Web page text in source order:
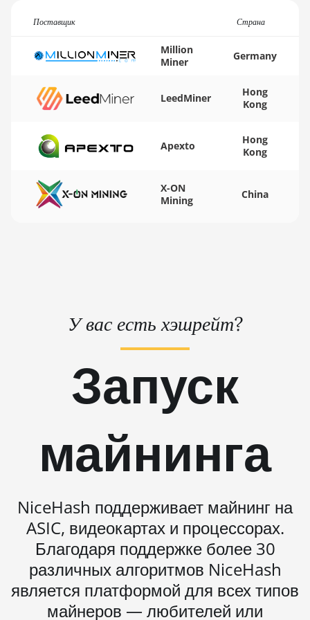
Hyd 3U (512Th)
XP+ Hyd (279Th)
BITMAIN AntMiner S19j
BITMAIN AntMiner S19j
Pro+ (120Th)
BITMAIN AntMiner S21
Hyd. (335Th)
Immersion (301Th)
BITMAIN AntMiner S21
BITMAIN AntMiner S21 XP
(270Th)
BITMAIN AntMiner S21 XP
Immersion (300Th)
BITMAIN AntMiner S21
XP+ Hyd (500Th)
BITMAIN AntMiner S21+
(216Th)
Поставщик Страна
Million
Miner
Germany
LeedMiner
Hong
Kong
Apexto
Hong
Kong
X-ON
Mining
China
У вас есть хэшрейт?
Запуск
майнинга
NiceHash поддерживает майнинг на
ASIC, видеокартах и процессорах.
Благодаря поддержке более 30
различных алгоритмов NiceHash
является платформой для всех типов
майнеров — любителей или